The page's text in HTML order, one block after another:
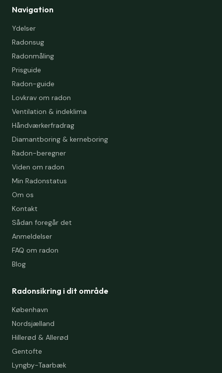
Navigation
Ydelser
Radonsug
Radonmåling
Prisguide
Radon-guide
Lovkrav om radon
Ventilation & indeklima
Håndværkerfradrag
Diamantboring & kerneboring
Radon-beregner
Viden om radon
Min Radonstatus
Om os
Kontakt
Sådan foregår det
Anmeldelser
FAQ om radon
Blog
Radonsikring i dit område
København
Nordsjælland
Hillerød & Allerød
Gentofte
Lyngby-Taarbæk